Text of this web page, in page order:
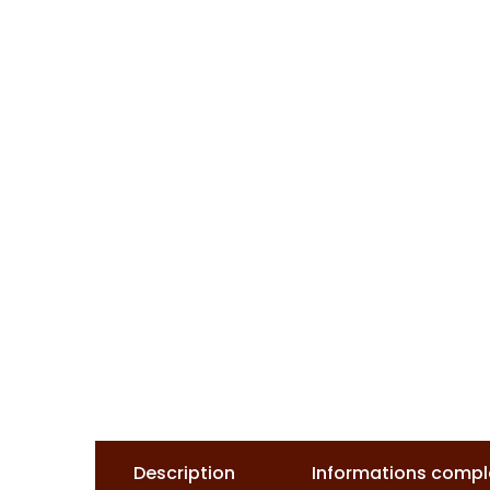
Description Informations